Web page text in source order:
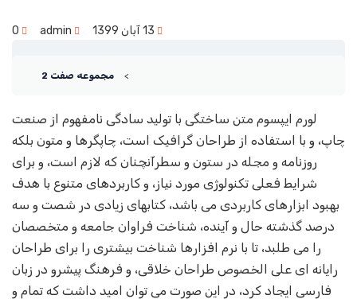
13 آبان 1399
مجموعه صفت 2
لورم ایپسوم متن ساختگی با تولید سادگی نامفهوم از صنعت
چاپ، و با استفاده از طراحان گرافیک است، چاپگرها و متون بلکه
روزنامه و مجله در ستون و سطرآنچنان که لازم است، و برای
شرایط فعلی تکنولوژی مورد نیاز، و کاربردهای متنوع با هدف
بهبود ابزارهای کاربردی می باشد، کتابهای زیادی در شصت و سه
درصد گذشته حال و آینده، شناخت فراوان جامعه و متخصصان
را می طلبد، تا با نرم افزارها شناخت بیشتری را برای طراحان
رایانه ای علی الخصوص طراحان خلاقی، و فرهنگ پیشرو در زبان
فارسی ایجاد کرد، در این صورت می توان امید داشت که تمام و